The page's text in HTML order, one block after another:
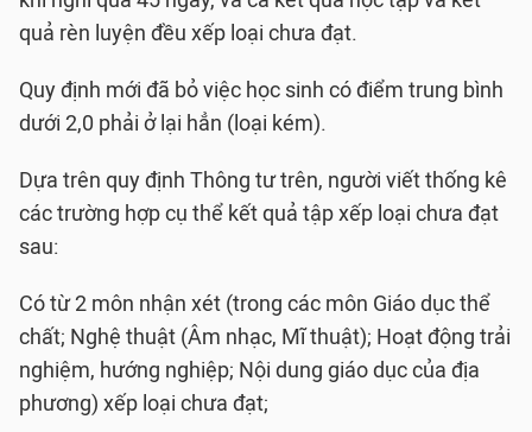
quả rèn luyện đều xếp loại chưa đạt.
Quy định mới đã bỏ việc học sinh có điểm trung bình
dưới 2,0 phải ở lại hẳn (loại kém).
Dựa trên quy định Thông tư trên, người viết thống kê
các trường hợp cụ thể kết quả tập xếp loại chưa đạt
sau:
Có từ 2 môn nhận xét (trong các môn Giáo dục thể
chất; Nghệ thuật (Âm nhạc, Mĩ thuật); Hoạt động trải
nghiệm, hướng nghiệp; Nội dung giáo dục của địa
phương) xếp loại chưa đạt;